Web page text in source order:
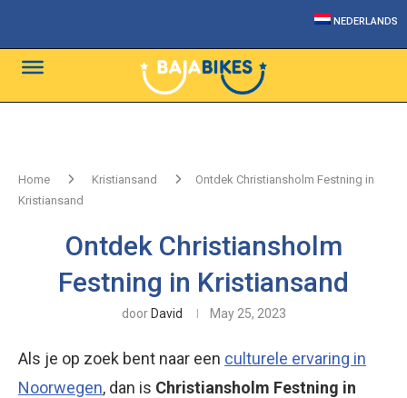
NEDERLANDS
Home Kristiansand
Ontdek Christiansholm Festning in
Kristiansand
Ontdek Christiansholm
Festning in Kristiansand
door David May 25, 2023
Als je op zoek bent naar een culturele ervaring in
Noorwegen, dan is Christiansholm Festning in